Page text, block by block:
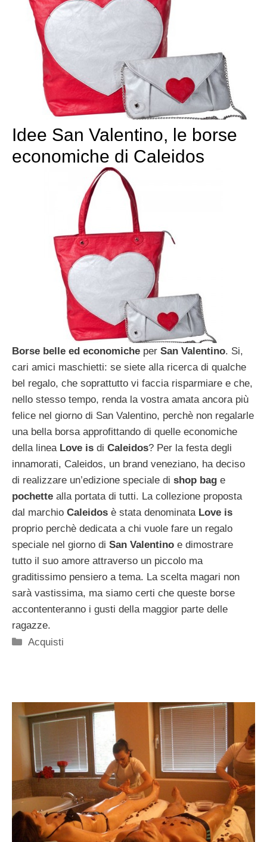
Idee San Valentino, le borse
economiche di Caleidos
Borse belle ed economiche per San Valentino. Si,
cari amici maschietti: se siete alla ricerca di qualche
bel regalo, che soprattutto vi faccia risparmiare e che,
nello stesso tempo, renda la vostra amata ancora più
felice nel giorno di San Valentino, perchè non regalarle
una bella borsa approfittando di quelle economiche
della linea Love is di Caleidos? Per la festa degli
innamorati, Caleidos, un brand veneziano, ha deciso
di realizzare un’edizione speciale di shop bag e
pochette alla portata di tutti. La collezione proposta
dal marchio Caleidos è stata denominata Love is
proprio perchè dedicata a chi vuole fare un regalo
speciale nel giorno di San Valentino e dimostrare
tutto il suo amore attraverso un piccolo ma
graditissimo pensiero a tema. La scelta magari non
sarà vastissima, ma siamo certi che queste borse
accontenteranno i gusti della maggior parte delle
ragazze.
Categorie
Acquisti